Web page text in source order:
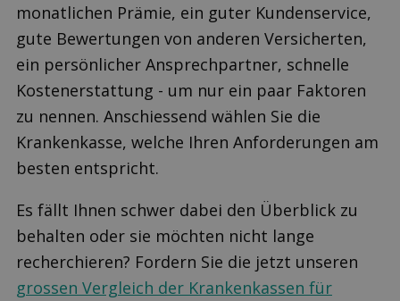
monatlichen Prämie, ein guter Kundenservice,
gute Bewertungen von anderen Versicherten,
ein persönlicher Ansprechpartner, schnelle
Kostenerstattung - um nur ein paar Faktoren
zu nennen. Anschiessend wählen Sie die
Krankenkasse, welche Ihren Anforderungen am
besten entspricht.
Es fällt Ihnen schwer dabei den Überblick zu
behalten oder sie möchten nicht lange
recherchieren? Fordern Sie die jetzt unseren
grossen Vergleich der Krankenkassen für